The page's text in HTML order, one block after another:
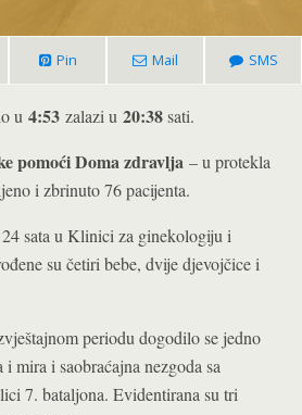
Pin Mail SMS
u 4:53 zalazi u 20:38sati.
pomoći Doma zdravlja – u protekla
i zbrinuto 76 pacijenta.
sata u Klinici za ginekologiju i
su četiri bebe, dvije djevojčice i
periodu dogodilo se jedno
mira i saobraćajna nezgoda sa
7. bataljona. Evidentirana su tri